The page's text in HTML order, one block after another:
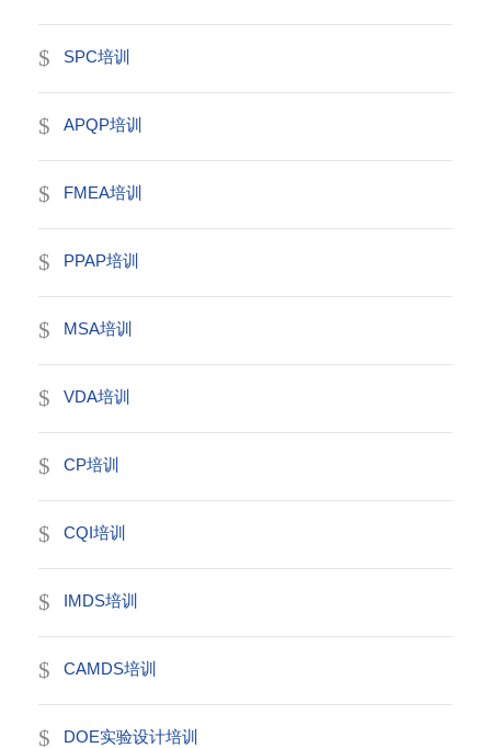
SPC培训
APQP培训
FMEA培训
PPAP培训
MSA培训
VDA培训
CP培训
CQI培训
IMDS培训
CAMDS培训
DOE实验设计培训